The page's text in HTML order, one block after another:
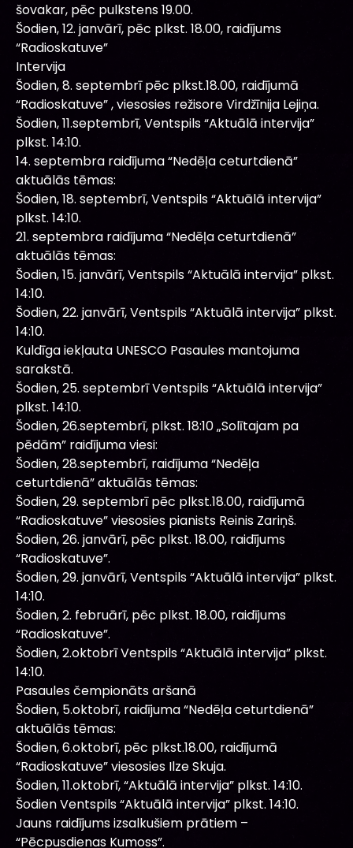
šovakar, pēc pulkstens 19.00.
Šodien, 12. janvārī, pēc plkst. 18.00, raidījums
“Radioskatuve”
Intervija
Šodien, 8. septembrī pēc plkst.18.00, raidījumā
“Radioskatuve” , viesosies režisore Virdžīnija Lejiņa.
Šodien, 11.septembrī, Ventspils “Aktuālā intervija”
plkst. 14:10.
14. septembra raidījuma “Nedēļa ceturtdienā”
aktuālās tēmas:
Šodien, 18. septembrī, Ventspils “Aktuālā intervija”
plkst. 14:10.
21. septembra raidījuma “Nedēļa ceturtdienā”
aktuālās tēmas:
Šodien, 15. janvārī, Ventspils “Aktuālā intervija” plkst.
14:10.
Šodien, 22. janvārī, Ventspils “Aktuālā intervija” plkst.
14:10.
Kuldīga iekļauta UNESCO Pasaules mantojuma
sarakstā.
Šodien, 25. septembrī Ventspils “Aktuālā intervija”
plkst. 14:10.
Šodien, 26.septembrī, plkst. 18:10 „Solītajam pa
pēdām” raidījuma viesi:
Šodien, 28.septembrī, raidījuma “Nedēļa
ceturtdienā” aktuālās tēmas:
Šodien, 29. septembrī pēc plkst.18.00, raidījumā
“Radioskatuve” viesosies pianists Reinis Zariņš.
Šodien, 26. janvārī, pēc plkst. 18.00, raidījums
“Radioskatuve”.
Šodien, 29. janvārī, Ventspils “Aktuālā intervija” plkst.
14:10.
Šodien, 2. februārī, pēc plkst. 18.00, raidījums
“Radioskatuve”.
Šodien, 2.oktobrī Ventspils “Aktuālā intervija” plkst.
14:10.
Pasaules čempionāts aršanā
Šodien, 5.oktobrī, raidījuma “Nedēļa ceturtdienā”
aktuālās tēmas:
Šodien, 6.oktobrī, pēc plkst.18.00, raidījumā
“Radioskatuve” viesosies Ilze Skuja.
Šodien, 11.oktobrī, “Aktuālā intervija” plkst. 14:10.
Šodien Ventspils “Aktuālā intervija” plkst. 14:10.
Jauns raidījums izsalkušiem prātiem –
“Pēcpusdienas Kumoss”.